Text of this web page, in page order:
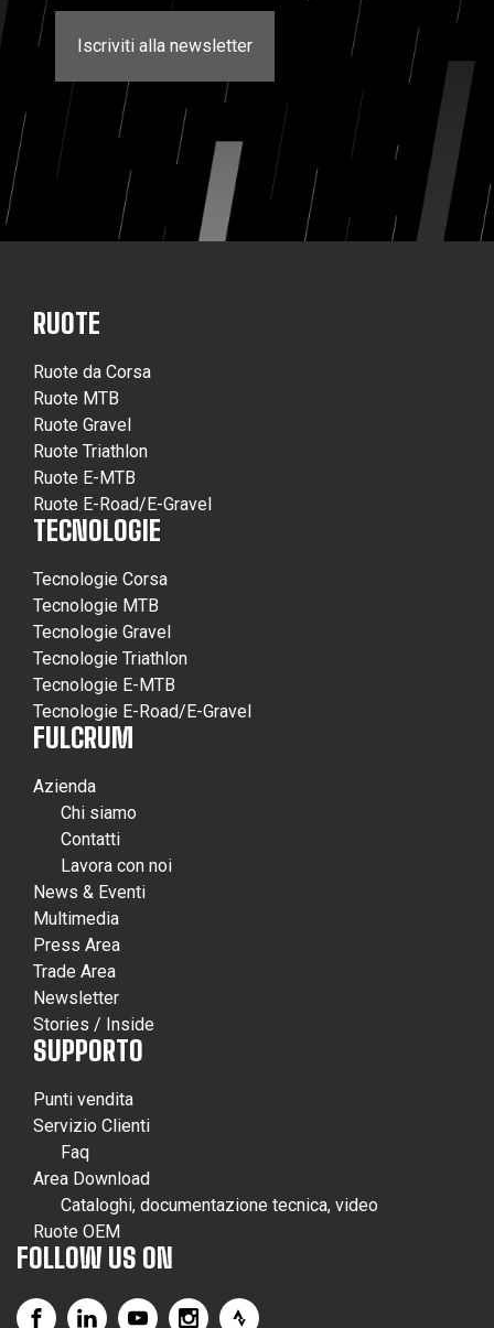
Iscriviti alla newsletter
RUOTE
Ruote da Corsa
Ruote MTB
Ruote Gravel
Ruote Triathlon
Ruote E-MTB
Ruote E-Road/E-Gravel
TECNOLOGIE
Tecnologie Corsa
Tecnologie MTB
Tecnologie Gravel
Tecnologie Triathlon
Tecnologie E-MTB
Tecnologie E-Road/E-Gravel
FULCRUM
Azienda
Chi siamo
Contatti
Lavora con noi
News & Eventi
Multimedia
Press Area
Trade Area
Newsletter
Stories / Inside
SUPPORTO
Punti vendita
Servizio Clienti
Faq
Area Download
Cataloghi, documentazione tecnica, video
Ruote OEM
FOLLOW US ON